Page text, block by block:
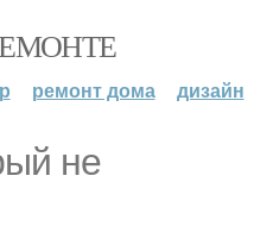
ремонт дома дизайн
нe